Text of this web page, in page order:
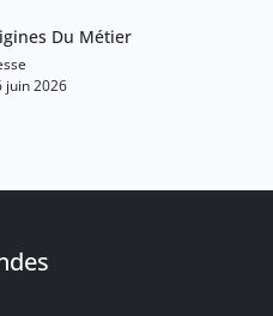
Du Métier
juin 2026